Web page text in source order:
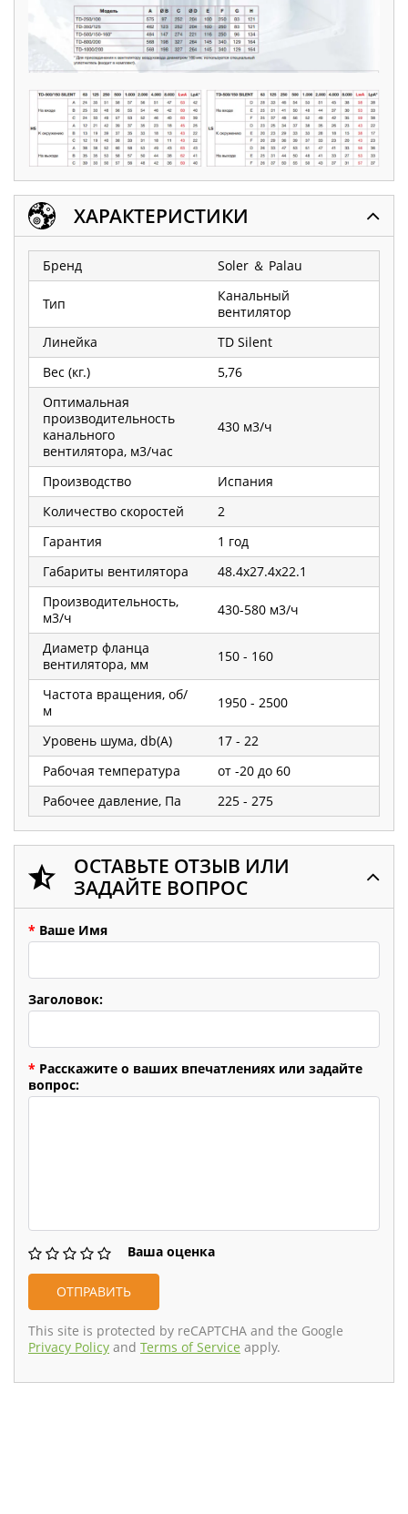
ХАРАКТЕРИСТИКИ
Бренд Soler ＆ Palau
Тип
Канальный
вентилятор
Линейка
TD Silent
Вес (кг.)
5,76
Оптимальная
производительность
канального
вентилятора, м3/час
430 м3/ч
Производство
Испания
Количество скоростей
2
Гарантия
1 год
Габариты вентилятора
48.4х27.4х22.1
Производительность,
м3/ч
430-580 м3/ч
Диаметр фланца
вентилятора, мм
150 - 160
Частота вращения, об/
м
1950 - 2500
Уровень шума, db(А)
17 - 22
Рабочая температура
от -20 до 60
Рабочее давление, Па
225 - 275
ОСТАВЬТЕ ОТЗЫВ ИЛИ
ЗАДАЙТЕ ВОПРОС
* Ваше Имя
Заголовок:
* Расскажите о ваших впечатлениях или задайте
вопрос:
Ваша оценка
This site is protected by reCAPTCHA and the Google
Privacy Policy and Terms of Service apply.